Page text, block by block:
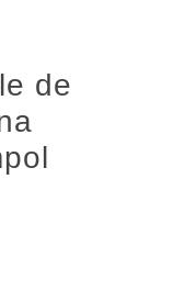
de